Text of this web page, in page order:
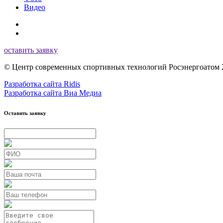
Видео
оставить заявку
© Центр современных спортивных технологий Росэнергоатом
Разработка сайта Ridis
Разработка сайта Виа Медиа
Оставить заявку